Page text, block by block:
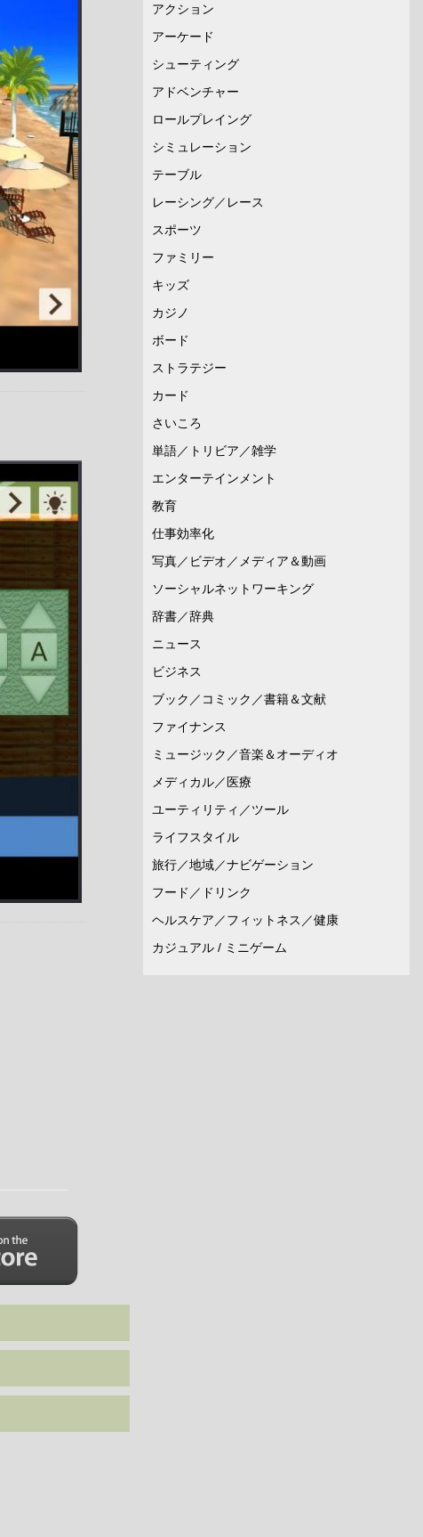
アクション
アーケード
シューティング
アドベンチャー
ロールプレイング
シミュレーション
テーブル
レーシング／レース
スポーツ
ファミリー
キッズ
カジノ
ボード
ストラテジー
カード
さいころ
単語／トリビア／雑学
エンターテインメント
教育
仕事効率化
写真／ビデオ／メディア＆動画
ソーシャルネットワーキング
辞書／辞典
ニュース
ビジネス
ブック／コミック／書籍＆文献
ファイナンス
ミュージック／音楽＆オーディオ
メディカル／医療
ユーティリティ／ツール
ライフスタイル
旅行／地域／ナビゲーション
フード／ドリンク
ヘルスケア／フィットネス／健康
カジュアル / ミニゲーム